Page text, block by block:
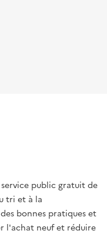
public gratuit de
tri et à la
bonnes pratiques et
l'achat neuf et réduire